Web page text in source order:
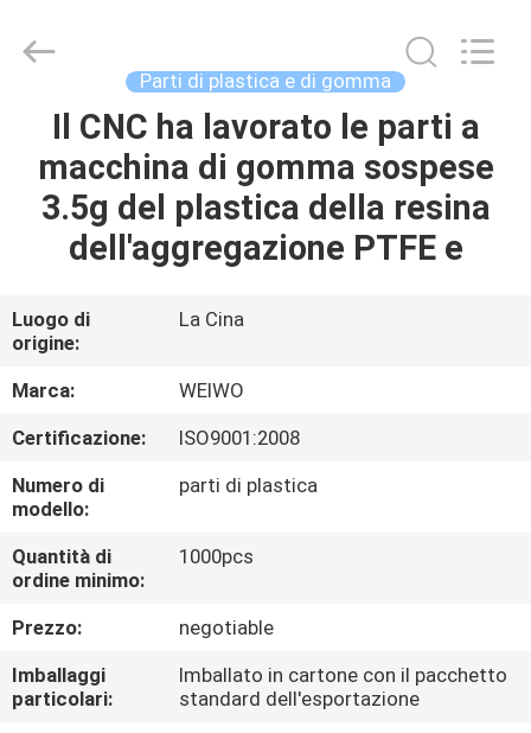
CASA
PRODOTTI
NOI
GIRO
DELLA
FABBRICA
CONTROLLO
DI
QUALITÀ
CONTATTICI
Electromechanical
Tech
Parti di plastica e di gomma
Il CNC ha lavorato le parti a
macchina di gomma sospese
3.5g del plastica della resina
dell'aggregazione PTFE e
Luogo di
origine:
La Cina
Marca:
WEIWO
Certificazione:
ISO9001:2008
Numero di
modello:
parti di plastica
Quantità di
ordine minimo:
1000pcs
Prezzo:
negotiable
Imballaggi
particolari:
Imballato in cartone con il pacchetto
standard dell'esportazione